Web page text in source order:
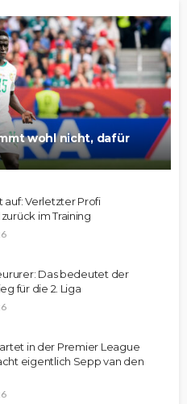
wohl nicht, dafür
auf: Verletzter Profi
im Training
Das bedeutet der
für die 2. Liga
in der Premier League
eigentlich Sepp van den